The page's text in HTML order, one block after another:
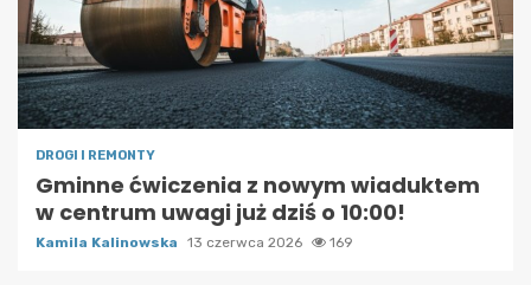
DROGI I REMONTY
Gminne ćwiczenia z nowym wiaduktem
w centrum uwagi już dziś o 10:00!
Kamila Kalinowska 13 czerwca 2026 169